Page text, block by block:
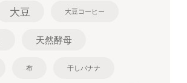
大豆 大豆コーヒー
天然酵母
布 干しバナナ